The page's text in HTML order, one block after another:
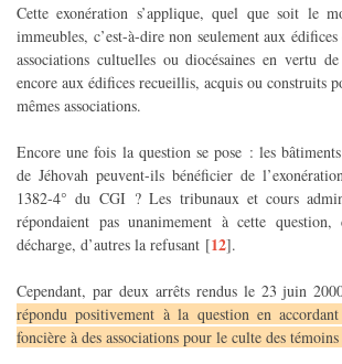
Cette exonération s’applique, quel que soit le
immeubles, c’est-à-dire non seulement aux
associations cultuelles ou diocésaines en vertu
encore aux édifices recueillis, acquis ou construits
mêmes associations.
Encore une fois la question se pose : les
de Jéhovah peuvent-ils bénéficier de
1382-4° du CGI ? Les tribunaux et cours
répondaient pas unanimement à cette question,
décharge, d’autres la refusant [12].
Cependant, par deux arrêts rendus le 23 juin
répondu positivement à la question en
foncière à des associations pour le culte des témoins